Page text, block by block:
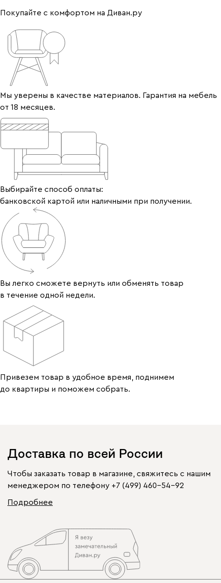
Покупайте с комфортом на Диван.ру
Мы уверены в качестве материалов. Гарантия на мебель
от 18 месяцев.
Выбирайте способ оплаты:
банковской картой или наличными при получении.
Вы легко сможете вернуть или обменять товар
в течение одной недели.
Привезем товар в удобное время, поднимем
до квартиры и поможем собрать.
Доставка по всей России
Чтобы заказать товар в магазине, свяжитесь с нашим
менеджером по телефону +7 (499) 460-54-92
Подробнее